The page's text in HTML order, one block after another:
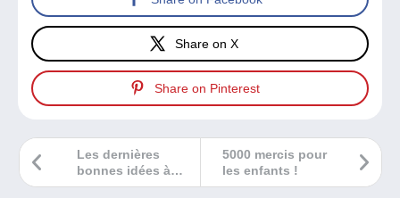
Share on X
Share on Pinterest
5000 mercis pour
les enfants !
Les dernières
bonnes idées à
placer sous le